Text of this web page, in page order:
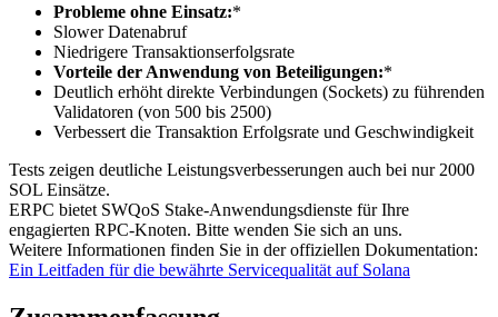
Probleme ohne Einsatz:*
Slower Datenabruf
Niedrigere Transaktionserfolgsrate
Vorteile der Anwendung von Beteiligungen:*
Deutlich erhöht direkte Verbindungen (Sockets) zu führenden
Validatoren (von 500 bis 2500)
Verbessert die Transaktion Erfolgsrate und Geschwindigkeit
Tests zeigen deutliche Leistungsverbesserungen auch bei nur 2000
SOL Einsätze.
ERPC bietet SWQoS Stake-Anwendungsdienste für Ihre
engagierten RPC-Knoten. Bitte wenden Sie sich an uns.
Weitere Informationen finden Sie in der offiziellen Dokumentation:
Ein Leitfaden für die bewährte Servicequalität auf Solana